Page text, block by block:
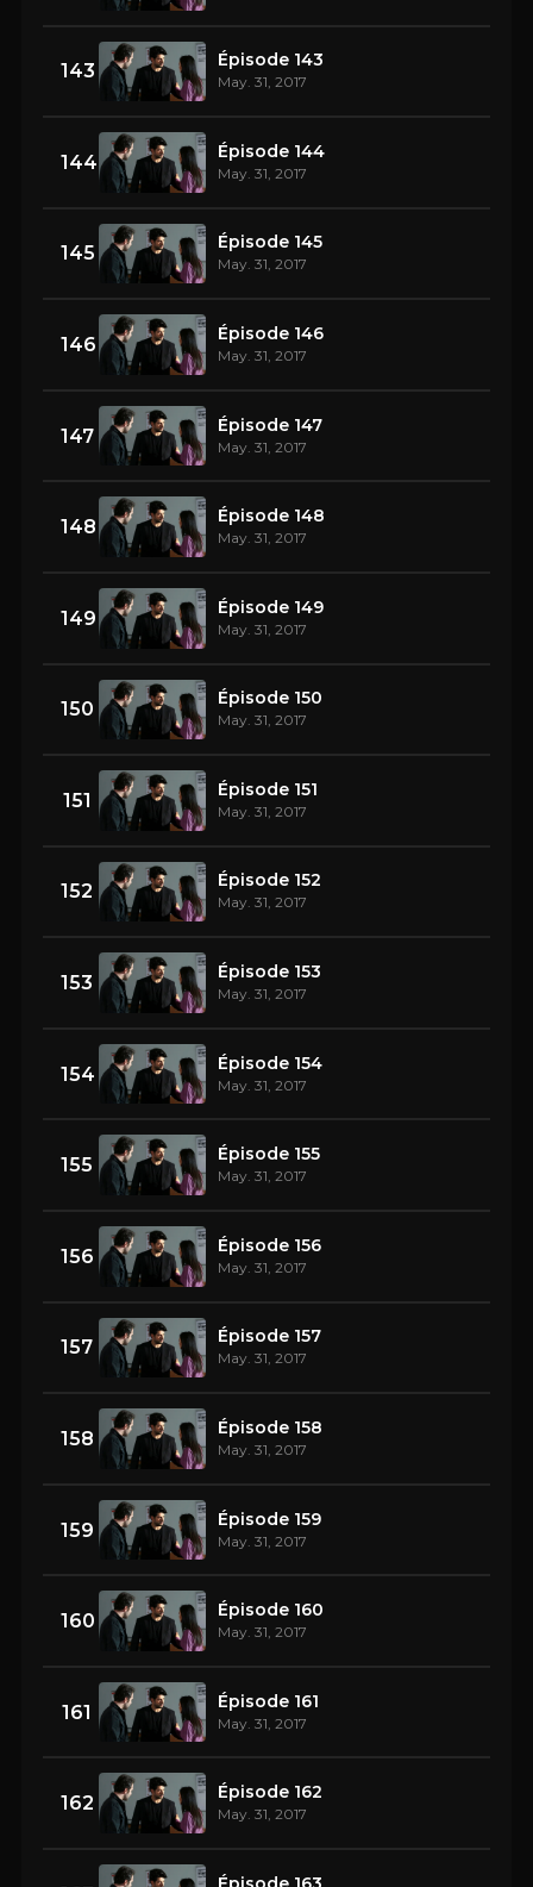
143 Épisode 143
May. 31, 2017
144 Épisode 144
May. 31, 2017
145 Épisode 145
May. 31, 2017
146 Épisode 146
May. 31, 2017
147 Épisode 147
May. 31, 2017
148 Épisode 148
May. 31, 2017
149 Épisode 149
May. 31, 2017
150 Épisode 150
May. 31, 2017
151 Épisode 151
May. 31, 2017
152 Épisode 152
May. 31, 2017
153 Épisode 153
May. 31, 2017
154 Épisode 154
May. 31, 2017
155 Épisode 155
May. 31, 2017
156 Épisode 156
May. 31, 2017
157 Épisode 157
May. 31, 2017
158 Épisode 158
May. 31, 2017
159 Épisode 159
May. 31, 2017
160 Épisode 160
May. 31, 2017
161 Épisode 161
May. 31, 2017
162 Épisode 162
May. 31, 2017